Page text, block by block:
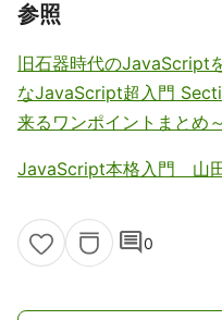
参照
旧石器時代のJavaScript
なJavaScript超入門
来るワンポイントまとめ～
JavaScript本格入門 山
comment0